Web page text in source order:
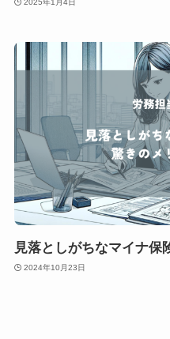
2025年1月4日
見落としがちなマイナ保
2024年10月23日